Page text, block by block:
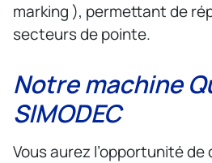
marking ), permettant de
secteurs de pointe.
Notre machine
SIMODEC
Vous aurez l’opportunité